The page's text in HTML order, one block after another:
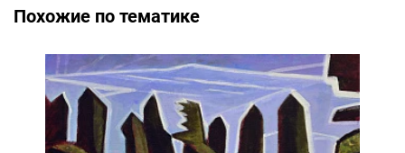
Похожие по тематике